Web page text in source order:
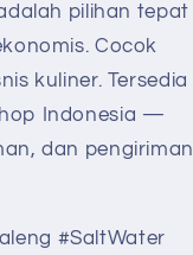
pilihan tepat
Cocok
kuliner. Tersedia
Indonesia —
dan pengiriman
#SaltWater